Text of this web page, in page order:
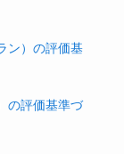
ン）の評価基
の評価基準づ